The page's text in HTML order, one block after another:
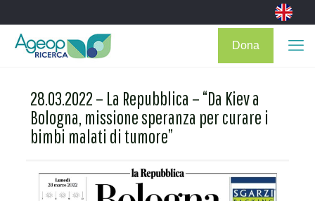
Dona
28.03.2022 – La Repubblica – “Da Kiev a
Bologna, missione speranza per curare i
bimbi malati di tumore”